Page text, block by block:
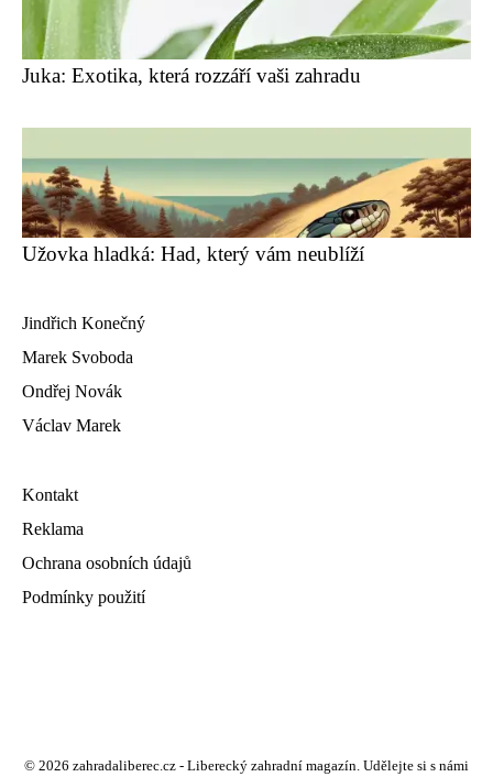
Juka: Exotika, která rozzáří vaši zahradu
Užovka hladká: Had, který vám neublíží
Jindřich Konečný
Marek Svoboda
Ondřej Novák
Václav Marek
Kontakt
Reklama
Ochrana osobních údajů
Podmínky použití
© 2026 zahradaliberec.cz - Liberecký zahradní magazín. Udělejte si s námi